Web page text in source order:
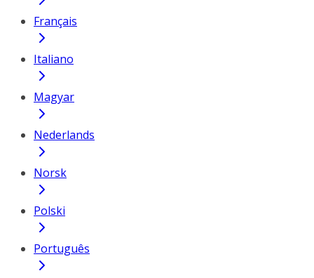
Français
Italiano
Magyar
Nederlands
Norsk
Polski
Português